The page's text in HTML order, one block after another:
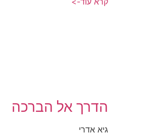
הדרך אל הברכה
גיא אדרי